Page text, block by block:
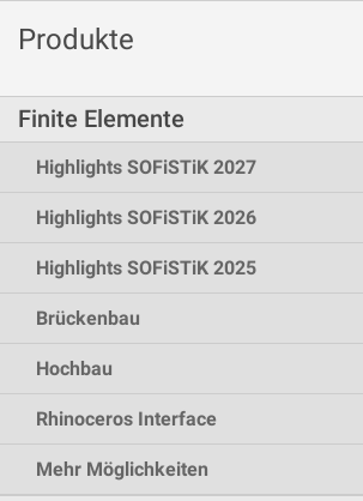
Produkte
Finite Elemente
Highlights SOFiSTiK 2027
Highlights SOFiSTiK 2026
Highlights SOFiSTiK 2025
Brückenbau
Hochbau
Rhinoceros Interface
Mehr Möglichkeiten